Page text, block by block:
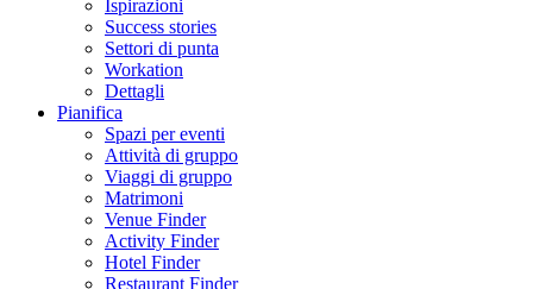
Ispirazioni
Success stories
Settori di punta
Workation
Dettagli
Pianifica
Spazi per eventi
Attività di gruppo
Viaggi di gruppo
Matrimoni
Venue Finder
Activity Finder
Hotel Finder
Restaurant Finder